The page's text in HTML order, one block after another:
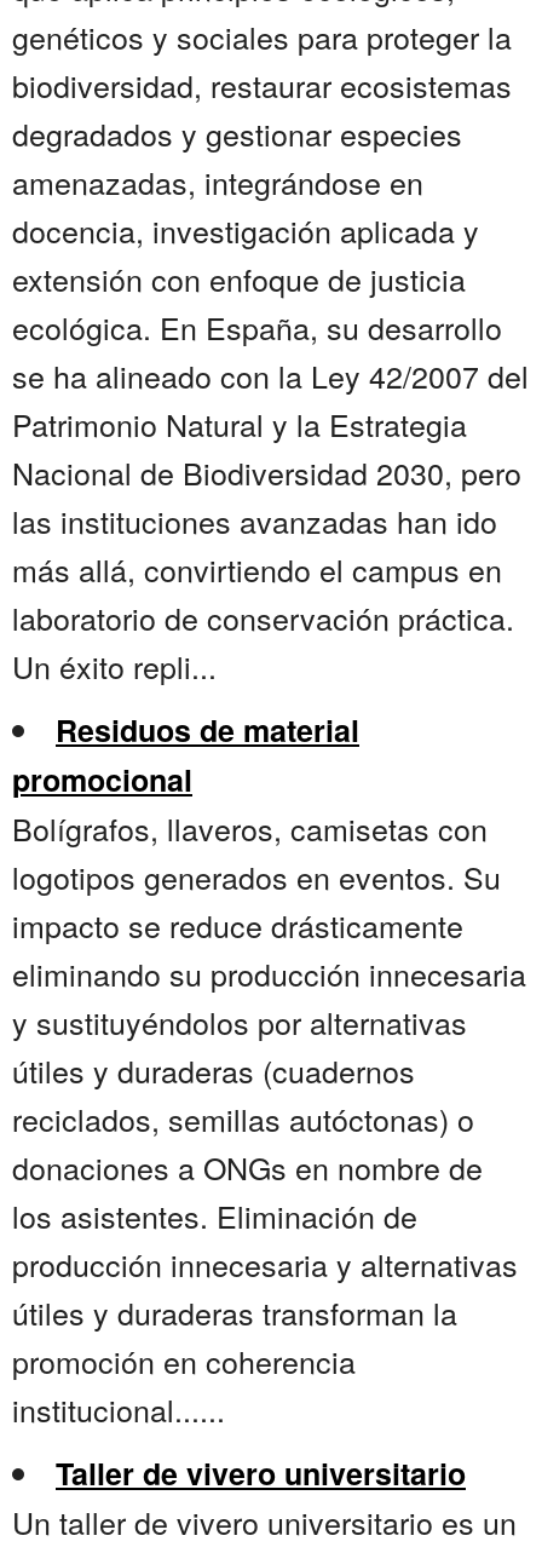
genéticos y sociales para proteger la
biodiversidad, restaurar ecosistemas
degradados y gestionar especies
amenazadas, integrándose en
docencia, investigación aplicada y
extensión con enfoque de justicia
ecológica. En España, su desarrollo
se ha alineado con la Ley 42/2007 del
Patrimonio Natural y la Estrategia
Nacional de Biodiversidad 2030, pero
las instituciones avanzadas han ido
más allá, convirtiendo el campus en
laboratorio de conservación práctica.
Un éxito repli...
Residuos de material
promocional
Bolígrafos, llaveros, camisetas con
logotipos generados en eventos. Su
impacto se reduce drásticamente
eliminando su producción innecesaria
y sustituyéndolos por alternativas
útiles y duraderas (cuadernos
reciclados, semillas autóctonas) o
donaciones a ONGs en nombre de
los asistentes. Eliminación de
producción innecesaria y alternativas
útiles y duraderas transforman la
promoción en coherencia
institucional......
Taller de vivero universitario
Un taller de vivero universitario es un